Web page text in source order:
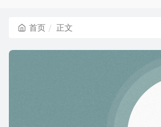
首页 正文